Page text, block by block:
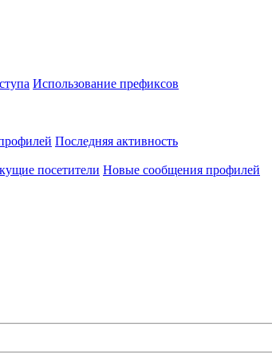
Использование префиксов
Последняя активность
посетители Новые сообщения профилей